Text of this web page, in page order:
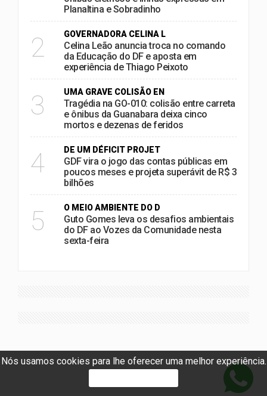
Nós usamos cookies para lhe oferecer uma melhor experiência.
Planaltina e Sobradinho
2 GOVERNADORA CELINA L
Celina Leão anuncia troca no comando
da Educação do DF e aposta em
experiência de Thiago Peixoto
3 UMA GRAVE COLISÃO EN
Tragédia na GO-010: colisão entre carreta
e ônibus da Guanabara deixa cinco
mortos e dezenas de feridos
4 DE UM DÉFICIT PROJET
GDF vira o jogo das contas públicas em
poucos meses e projeta superávit de R$ 3
bilhões
5 O MEIO AMBIENTE DO D
Guto Gomes leva os desafios ambientais
do DF ao Vozes da Comunidade nesta
sexta-feira